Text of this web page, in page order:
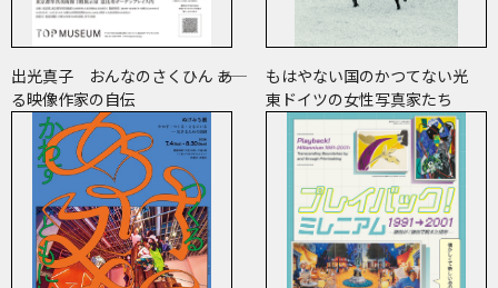
出光真子 おんなのさくひん ――あ
る映像作家の自伝
もはやない国のかつてない光
東ドイツの女性写真家たち